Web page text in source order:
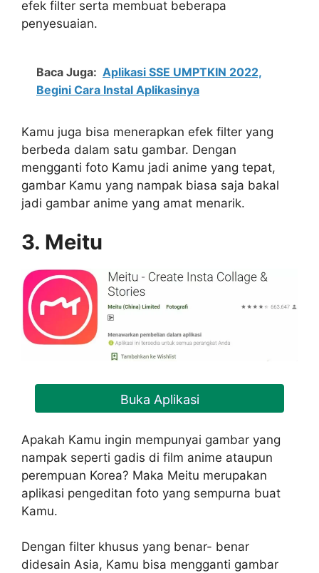
efek filter serta membuat beberapa
penyesuaian.
Baca Juga: Aplikasi SSE UMPTKIN 2022,
Begini Cara Instal Aplikasinya
Kamu juga bisa menerapkan efek filter yang
berbeda dalam satu gambar. Dengan
mengganti foto Kamu jadi anime yang tepat,
gambar Kamu yang nampak biasa saja bakal
jadi gambar anime yang amat menarik.
3. Meitu
Buka Aplikasi
Apakah Kamu ingin mempunyai gambar yang
nampak seperti gadis di film anime ataupun
perempuan Korea? Maka Meitu merupakan
aplikasi pengeditan foto yang sempurna buat
Kamu.
Dengan filter khusus yang benar- benar
didesain Asia, Kamu bisa mengganti gambar